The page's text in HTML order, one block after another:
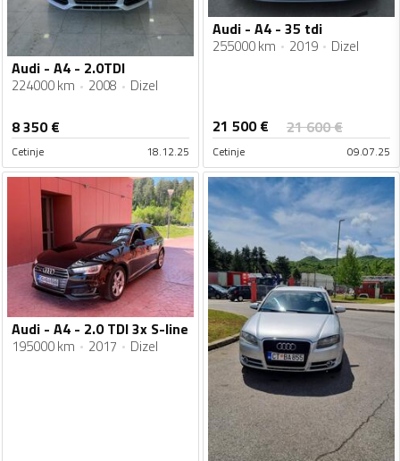
Audi - A4 - 2.0TDI
224000 km 2008 Dizel
8 350€
Cetinje 18.12.25
Audi - A4 - 35 tdi
255000 km 2019 Dizel
21 500€ 21 600€
Cetinje 09.07.25
Audi - A4 - 2.0 TDI 3x S-line
195000 km 2017 Dizel